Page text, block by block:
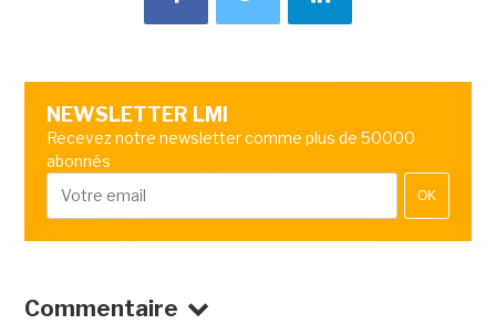
NEWSLETTER LMI
Recevez notre newsletter comme plus de 50000
abonnés
OK
Commentaire